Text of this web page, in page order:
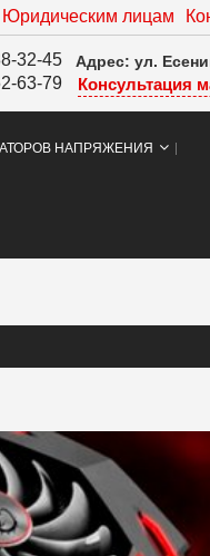
Юридическим лицам
32-45
63-79
Адрес: ул.
Консультация
НАПРЯЖЕНИЯ